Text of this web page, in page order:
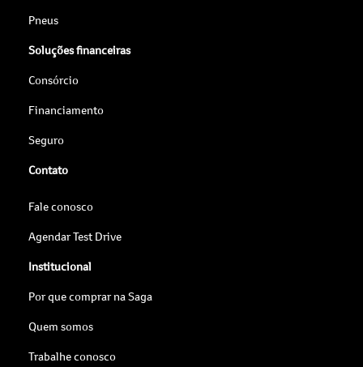
Pneus
Soluções financeiras
Consórcio
Financiamento
Seguro
Contato
Fale conosco
Agendar Test Drive
Institucional
Por que comprar na Saga
Quem somos
Trabalhe conosco